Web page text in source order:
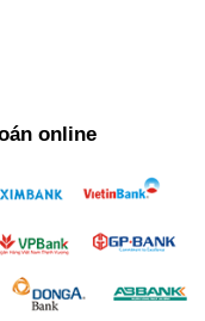
online